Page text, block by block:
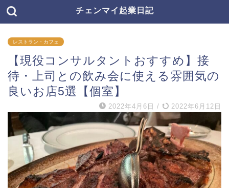
チェンマイ起業日記
レストラン・カフェ
【現役コンサルタントおすすめ】接
待・上司との飲み会に使える雰囲気の
良いお店5選【個室】
2022年4月6日 / 2022年6月12日